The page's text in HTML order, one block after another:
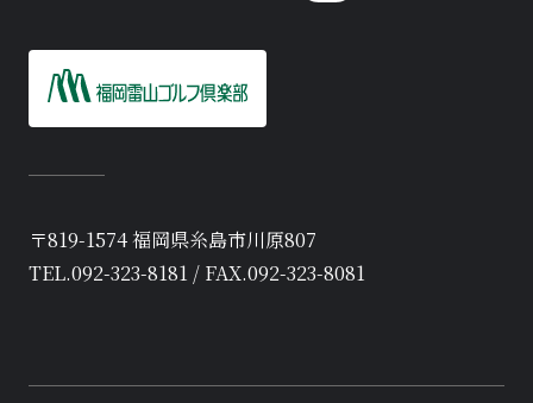
CONTACT
YouTube Instagram
〒819-1574 福岡県糸島市川原807
TEL.092-323-8181 / FAX.092-323-8081